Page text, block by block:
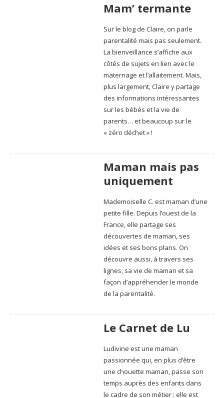
Mam’ termante
Sur le blog de Claire, on parle
parentalité mais pas seulement.
La bienveillance s’affiche aux
côtés de sujets en lien avec le
maternage et l’allaitement. Mais,
plus largement, Claire y partage
des informations intéressantes
sur les bébés et la vie de
parents… et beaucoup sur le
« zéro déchet » !
Maman mais pas
uniquement
Mademoiselle C. est maman d’une
petite fille. Depuis l’ouest de la
France, elle partage ses
découvertes de maman, ses
idées et ses bons plans. On
découvre aussi, à travers ses
lignes, sa vie de maman et sa
façon d’appréhender le monde
de la parentalité.
Le Carnet de Lu
Ludivine est une maman
passionnée qui, en plus d’être
une chouette maman, passe son
temps auprès des enfants dans
le cadre de son métier : elle est